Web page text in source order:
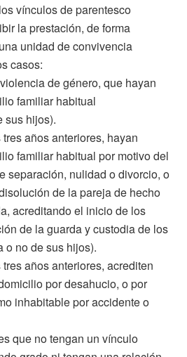
vínculos de parentesco
la prestación, de forma
unidad de convivencia
casos:
de género, que hayan
familiar habitual
sus hijos).
años anteriores, hayan
familiar habitual por motivo del
separación, nulidad o divorcio, o
de la pareja de hecho
acreditando el inicio de los
de la guarda y custodia de los
o no de sus hijos).
años anteriores, acrediten
por desahucio, o por
inhabitable por accidente o
que no tengan un vínculo